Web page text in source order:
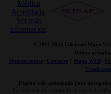
© 2011- 2026 Ediciones Mayo
Última
Quienes somos| Contacto Mapa WEB|
Página web optimizada para
La información contenida en esta web